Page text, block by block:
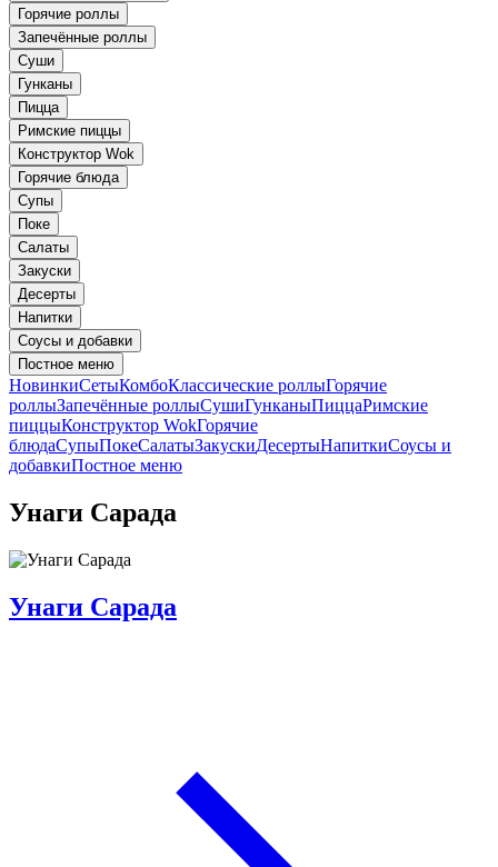
Горячие роллы
Запечённые роллы
Суши
Гунканы
Пицца
Римские пиццы
Конструктор Wok
Горячие блюда
Супы
Поке
Салаты
Закуски
Десерты
Напитки
Соусы и добавки
Постное меню
НовинкиСетыКомбоКлассические роллыГорячие
роллыЗапечённые роллыСушиГунканыПиццаРимские
пиццыКонструктор WokГорячие
блюдаСупыПокеСалатыЗакускиДесертыНапиткиСоусы и
добавкиПостное меню
Унаги Сарада
Унаги Сарада